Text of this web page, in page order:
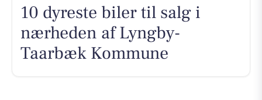
10 dyreste biler til salg i
nærheden af Lyngby-
Taarbæk Kommune